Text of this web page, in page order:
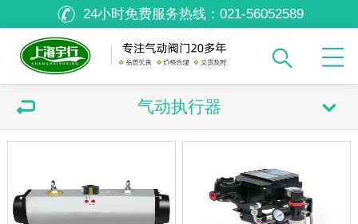
24小时免费服务热线： 021-56052589
气动执行器